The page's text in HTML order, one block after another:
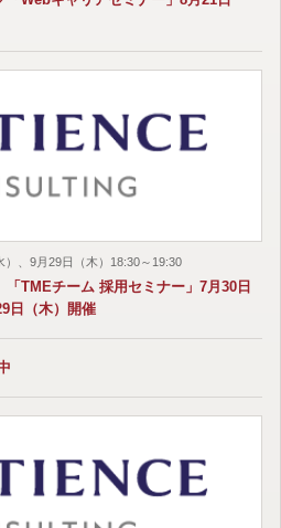
、9月29日（木）18:30～19:30
TMEチーム 採用セミナー」7月30日
日（木）開催